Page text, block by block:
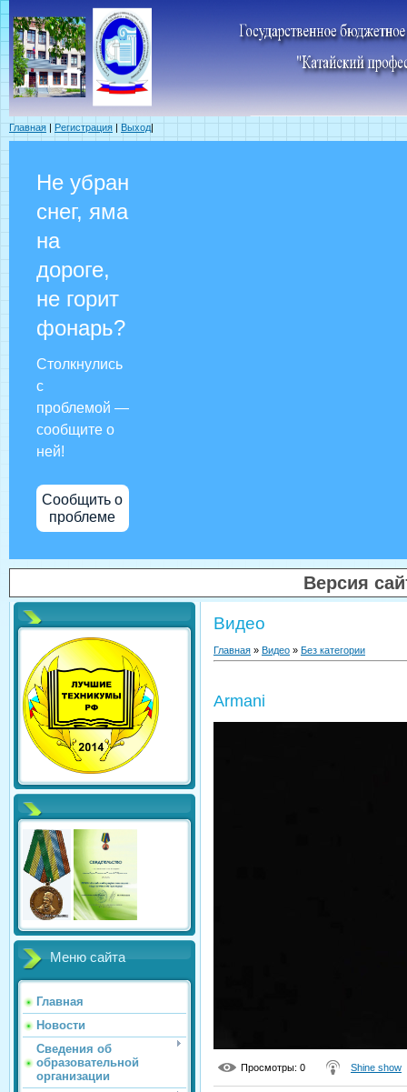
Главная | Регистрация | Выход|
Не убран
снег, яма
на
дороге,
не горит
фонарь?
Столкнулись
с
проблемой —
сообщите о
ней!
Сообщить о
проблеме
Версия
Меню сайта
Главная
Новости
Сведения об
образовательной
организации
Видео
Главная » Видео » Без категории
Armani
Просмотры: 0 Shine show